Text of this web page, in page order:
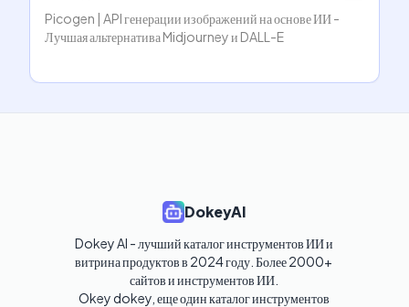
Picogen | API генерации изображений на основе ИИ -
Лучшая альтернатива Midjourney и DALL-E
DokeyAI
Dokey AI - лучший каталог инструментов ИИ и
витрина продуктов в 2024 году. Более 2000+
сайтов и инструментов ИИ.
Okey dokey, еще один каталог инструментов